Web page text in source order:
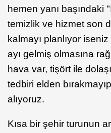
hemen yanı başındaki
temizlik ve hizmet son
kalmayı planlıyor
ayı gelmiş olmasına
hava var, tişört ile
tedbiri elden
alıyoruz.
Kısa bir şehir turunun